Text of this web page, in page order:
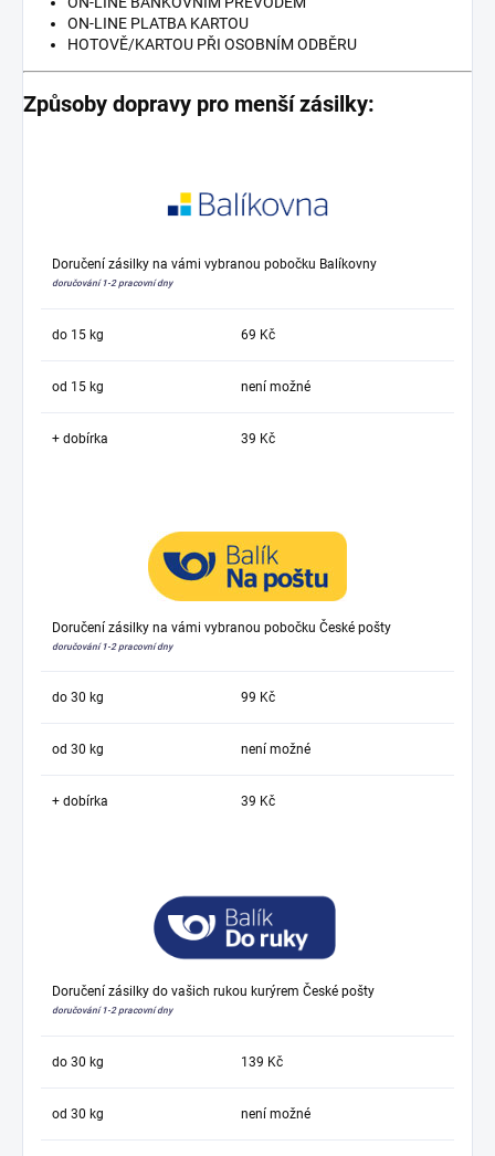
ON-LINE PLATBA KARTOU
HOTOVĚ/KARTOU PŘI OSOBNÍM ODBĚRU
Způsoby dopravy pro menší zásilky:
Doručení zásilky na vámi vybranou pobočku Balíkovny
doručování 1-2 pracovní dny
do 15 kg 69 Kč
od 15 kg není možné
+ dobírka 39 Kč
Doručení zásilky na vámi vybranou pobočku České pošty
doručování 1-2 pracovní dny
do 30 kg 99 Kč
od 30 kg není možné
+ dobírka 39 Kč
Doručení zásilky do vašich rukou kurýrem České pošty
doručování 1-2 pracovní dny
do 30 kg 139 Kč
od 30 kg není možné